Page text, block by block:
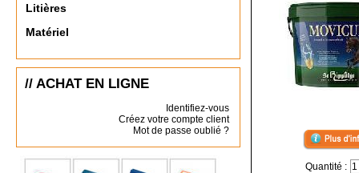
Litières
Matériel
// ACHAT EN LIGNE
Identifiez-vous
Créez votre compte client
Mot de passe oublié ?
Quantité :